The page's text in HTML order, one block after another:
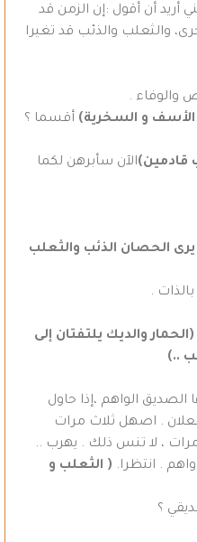
أريد أن أقول :إن الزمن قد
والثعلب والذئب قد تغيرا
والوفاء .
الأسف و السخرية) أقسما ؟
قادمين)الآن سأبرهن لكما
الحصان الذئب والثعلب
.
(الحمار والديك يلتفتان إلى
..)
الصديق الواهم ،إذا حاول
. اصهل ثلاث مرات
، لا تنس ذلك . يهرب ..
. انتظرا. ( الثعلب و
؟